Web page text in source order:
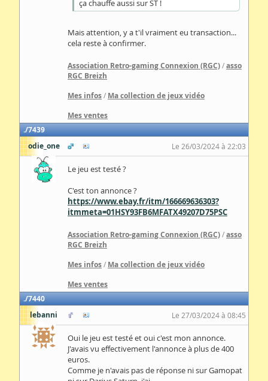
ça chauffe aussi sur ST !
Mais attention, y a t'il vraiment eu transaction...
cela reste à confirmer.
Association Retro-gaming Connexion (RGC)/asso
RGC Breizh
Mes infos/ Ma collection de jeux vidéo
Mes ventes
7439
odie_one
Le 26/03/2024 à 22:03
Le jeu est testé ?
C'est ton annonce ?
https://www.ebay.fr/itm/166669636303?
itmmeta=01HSY93FB6MFATX49207D75PSC
Association Retro-gaming Connexion (RGC)/asso
RGC Breizh
Mes infos/ Ma collection de jeux vidéo
Mes ventes
7440
lebanni
Le 27/03/2024 à 08:45
Oui le jeu est testé et oui c'est mon annonce.
J'avais vu effectivement l'annonce à plus de 400
euros.
Comme je n'avais pas de réponse ni sur Gamopat